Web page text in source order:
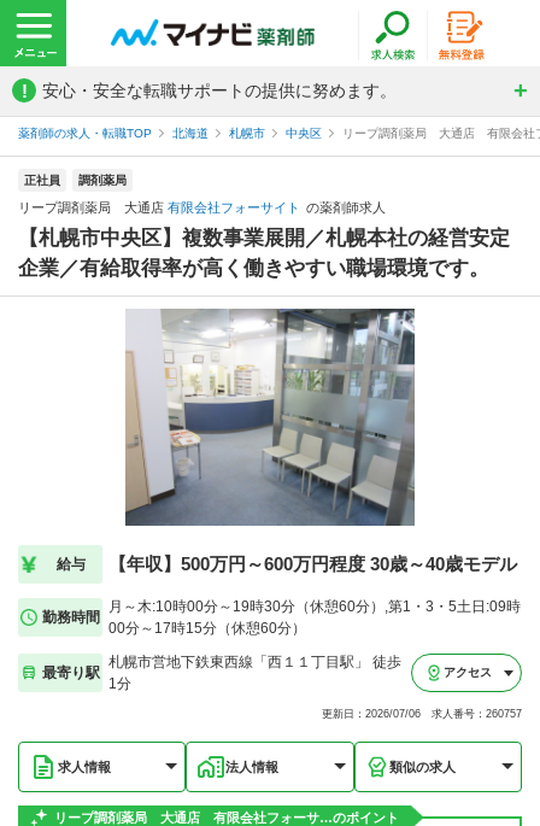
! 安心・安全な転職サポートの提供に努めます。
薬剤師の求人・転職TOP 北海道 札幌市 中央区 リープ調剤薬局 大通店 有限会社
正社員 調剤薬局
リープ調剤薬局 大通店 有限会社フォーサイト の薬剤師求人
【札幌市中央区】複数事業展開／札幌本社の経営安定
企業／有給取得率が高く働きやすい職場環境です。
給与 【年収】500万円～600万円程度 30歳～40歳モデル
勤務時間
月～木:10時00分～19時30分（休憩60分）,第1・3・5土日:09時
00分～17時15分（休憩60分）
最寄り駅
札幌市営地下鉄東西線「西１１丁目駅」 徒歩
1分
アクセス
更新日：2026/07/06 求人番号：260757
求人情報 法人情報 類似の求人
リープ調剤薬局 大通店 有限会社フォーサ…のポイント